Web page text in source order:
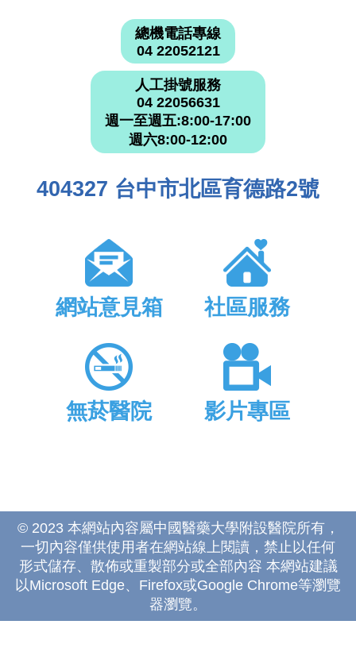
總機電話專線
04 22052121
人工掛號服務
04 22056631
週一至週五:8:00-17:00
週六8:00-12:00
404327 台中市北區育德路2號
網站意見箱 社區服務
無菸醫院 影片專區
© 2023 本網站內容屬中國醫藥大學附設醫院所有，
一切內容僅供使用者在網站線上閱讀，禁止以任何
形式儲存、散佈或重製部分或全部內容 本網站建議
以Microsoft Edge、Firefox或Google Chrome等瀏覽
器瀏覽。